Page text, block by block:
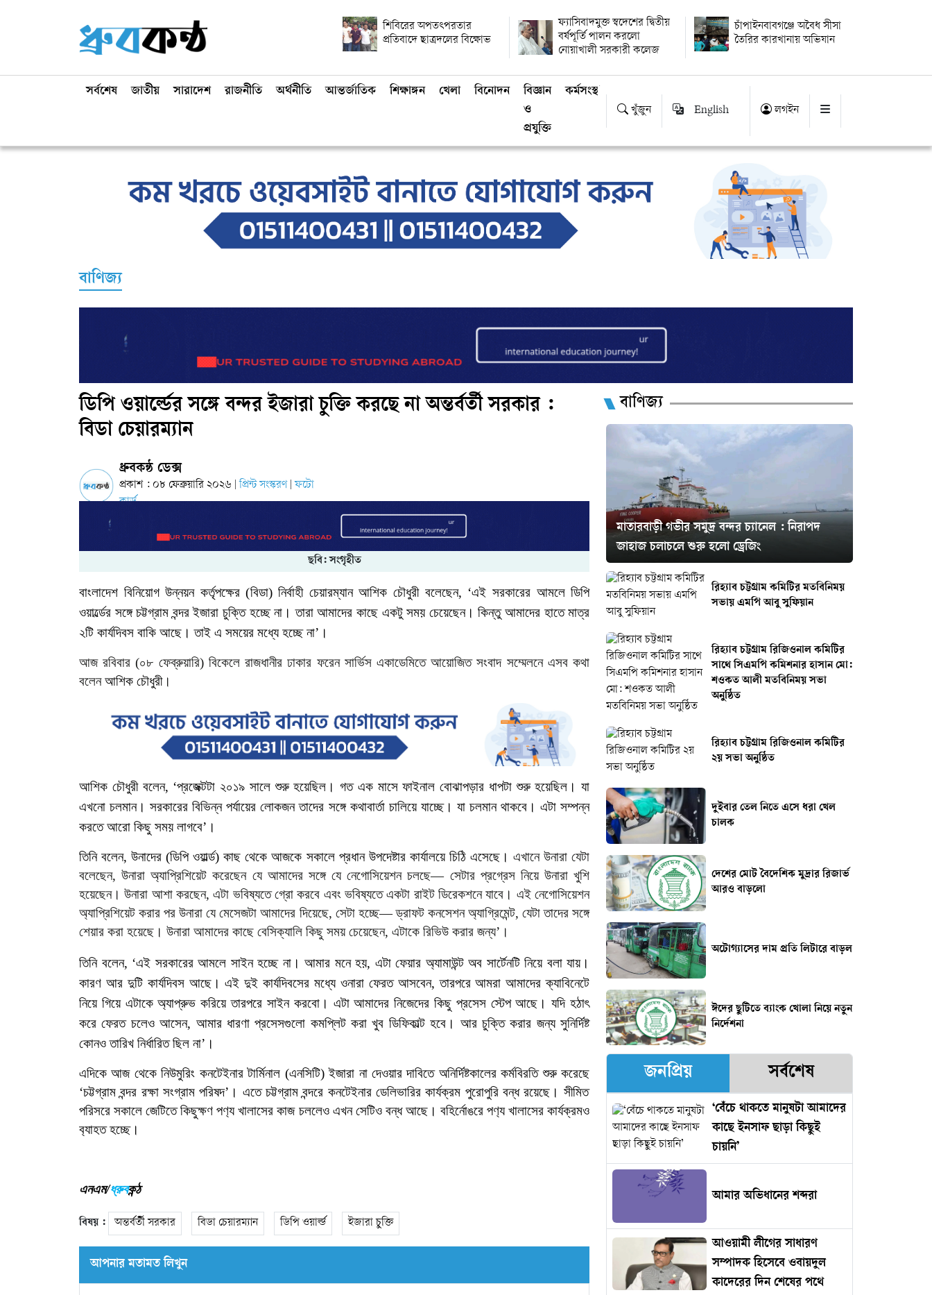
শিবিরের অপতৎপরতার
প্রতিবাদে ছাত্রদলের বিক্ষোভ
ফ্যাসিবাদমুক্ত স্বদেশের দ্বিতীয়
বর্ষপূর্তি পালন করলো
নোয়াখালী সরকারী কলেজ
চাঁপাইনবাবগঞ্জে অবৈধ সীসা
তৈরির কারখানায় অভিযান
সর্বশেষ জাতীয় সারাদেশ রাজনীতি অর্থনীতি আন্তর্জাতিক শিক্ষাঙ্গন খেলা বিনোদন
বিজ্ঞান
ও
প্রযুক্তি
কর্মসংস্থান
খুঁজুন English লগইন
বাণিজ্য
ডিপি ওয়ার্ল্ডের সঙ্গে বন্দর ইজারা চুক্তি করছে না অন্তর্বর্তী সরকার :
বিডা চেয়ারম্যান
ধ্রুবকন্ঠ ডেক্স
প্রকাশ : ০৮ ফেব্রুয়ারি ২০২৬ প্রিন্ট সংস্করণ ফটো
কার্ড
ছবি: সংগৃহীত
বাংলাদেশ বিনিয়োগ উন্নয়ন কর্তৃপক্ষের(বিডা)নির্বাহী চেয়ারম্যান আশিক চৌধুরী বলেছেন, ‘এই সরকারের আমলে ডিপি
ওয়ার্ল্ডের সঙ্গে চট্টগ্রাম বন্দর ইজারা চুক্তি হচ্ছে না। তারা আমাদের কাছে একটু সময় চেয়েছেন। কিন্তু আমাদের হাতে মাত্র
২টি কার্যদিবস বাকি আছে। তাই এ সময়ের মধ্যে হচ্ছে না’।
আজ রবিবার (০৮ ফেব্রুয়ারি) বিকেলে রাজধানীর ঢাকার ফরেন সার্ভিস একাডেমিতে আয়োজিত সংবাদ সম্মেলনে এসব কথা
বলেন আশিক চৌধুরী।
আশিক চৌধুরী বলেন, ‘প্রজেক্টটা ২০১৯ সালে শুরু হয়েছিল। গত এক মাসে ফাইনাল বোঝাপড়ার ধাপটা শুরু হয়েছিল। যা
এখনো চলমান। সরকারের বিভিন্ন পর্যায়ের লোকজন তাদের সঙ্গে কথাবার্তা চালিয়ে যাচ্ছে। যা চলমান থাকবে। এটা সম্পন্ন
করতে আরো কিছু সময় লাগবে’।
তিনি বলেন,উনাদের (ডিপি ওয়ার্ল্ড)কাছ থেকে আজকে সকালে প্রধান উপদেষ্টার কার্যালয়ে চিঠি এসেছে। এখানে উনারা যেটা
বলেছেন,উনারা অ্যাপ্রিশিয়েট করেছেন যে আমাদের সঙ্গে যে নেগোসিয়েশন চলছে— সেটার প্রগ্রেস নিয়ে উনারা খুশি
হয়েছেন। উনারা আশা করছেন,এটা ভবিষ্যতে গ্রো করবে এবং ভবিষ্যতে একটা রাইট ডিরেকশনে যাবে। এই নেগোসিয়েশন
অ্যাপ্রিশিয়েট করার পর উনারা যে মেসেজটা আমাদের দিয়েছে, সেটা হচ্ছে—ড্রাফট কনসেশন অ্যাগ্রিমেন্ট,যেটা তাদের সঙ্গে
শেয়ার করা হয়েছে। উনারা আমাদের কাছে বেসিক্যালি কিছু সময় চেয়েছেন, এটাকে রিভিউ করার জন্য’।
তিনি বলেন, ‘এই সরকারের আমলে সাইন হচ্ছে না। আমার মনে হয়, এটা ফেয়ার অ্যামাউন্ট অব সার্টেনটি নিয়ে বলা যায়।
কারণ আর দুটি কার্যদিবস আছে। এই দুই কার্যদিবসের মধ্যে ওনারা ফেরত আসবেন,তারপরে আমরা আমাদের ক্যাবিনেটে
নিয়ে গিয়ে এটাকে অ্যাপ্রুভ করিয়ে তারপরে সাইন করবো। এটা আমাদের নিজেদের কিছু প্রসেস স্টেপ আছে। যদি হঠাৎ
করে ফেরত চলেও আসেন, আমার ধারণা প্রসেসগুলো কমপ্লিট করা খুব ডিফিকাল্ট হবে। আর চুক্তি করার জন্য সুনির্দিষ্ট
কোনও তারিখ নির্ধারিত ছিল না’।
এদিকে আজ থেকে নিউমুরিং কনটেইনার টার্মিনাল (এনসিটি)ইজারা না দেওয়ার দাবিতে অনির্দিষ্টকালের কর্মবিরতি শুরু করেছে
‘চট্টগ্রাম বন্দর রক্ষা সংগ্রাম পরিষদ’ । এতে চট্টগ্রাম বন্দরে কনটেইনার ডেলিভারির কার্যক্রম পুরোপুরি বন্ধ রয়েছে। সীমিত
পরিসরে সকালে জেটিতে কিছুক্ষণ পণ্য খালাসের কাজ চললেও এখন সেটিও বন্ধ আছে। বহির্নোঙরে পণ্য খালাসের কার্যক্রমও
ব্যাহত হচ্ছে।
এনএম/ধ্রুবকন্ঠ
বিষয় : অন্তর্বর্তী সরকার বিডা চেয়ারম্যান ডিপি ওয়ার্ল্ড ইজারা চুক্তি
আপনার মতামত লিখুন
বাণিজ্য
মাতারবাড়ী গভীর সমুদ্র বন্দর চ্যানেল : নিরাপদ
জাহাজ চলাচলে শুরু হলো ড্রেজিং
রিহ্যাব চট্টগ্রাম কমিটির মতবিনিময়
সভায় এমপি আবু সুফিয়ান
রিহ্যাব চট্টগ্রাম রিজিওনাল কমিটির
সাথে সিএমপি কমিশনার হাসান মো:
শওকত আলী মতবিনিময় সভা
অনুষ্ঠিত
রিহ্যাব চট্টগ্রাম রিজিওনাল কমিটির
২য় সভা অনুষ্ঠিত
দুইবার তেল নিতে এসে ধরা খেল
চালক
দেশের মোট বৈদেশিক মুদ্রার রিজার্ভ
আরও বাড়লো
অটোগ্যাসের দাম প্রতি লিটারে বাড়ল
ঈদের ছুটিতে ব্যাংক খোলা নিয়ে নতুন
নির্দেশনা
জনপ্রিয় সর্বশেষ
‘বেঁচে থাকতে মানুষটা আমাদের
কাছে ইনসাফ ছাড়া কিছুই
চায়নি’
আমার অভিধানের শব্দরা
আওয়ামী লীগের সাধারণ
সম্পাদক হিসেবে ওবায়দুল
কাদেরের দিন শেষের পথে